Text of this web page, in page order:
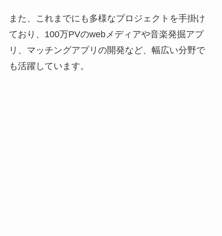
また、これまでにも多様なプロジェクトを手掛け
ており、100万PVのwebメディアや音楽発掘アプ
リ、マッチングアプリの開発など、幅広い分野で
も活躍しています。